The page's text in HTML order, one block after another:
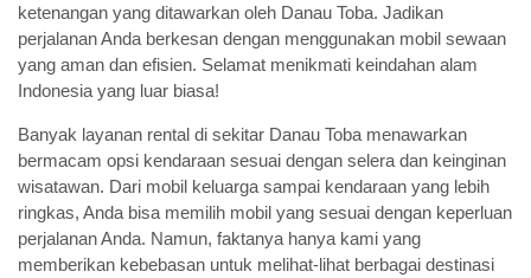
ketenangan yang ditawarkan oleh Danau Toba. Jadikan
perjalanan Anda berkesan dengan menggunakan mobil sewaan
yang aman dan efisien. Selamat menikmati keindahan alam
Indonesia yang luar biasa!
Banyak layanan rental di sekitar Danau Toba menawarkan
bermacam opsi kendaraan sesuai dengan selera dan keinginan
wisatawan. Dari mobil keluarga sampai kendaraan yang lebih
ringkas, Anda bisa memilih mobil yang sesuai dengan keperluan
perjalanan Anda. Namun, faktanya hanya kami yang
memberikan kebebasan untuk melihat-lihat berbagai destinasi